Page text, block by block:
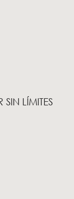
LÍMITES